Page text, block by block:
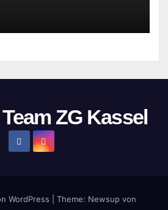
ZG Kassel
WordPress Theme: Newsup von